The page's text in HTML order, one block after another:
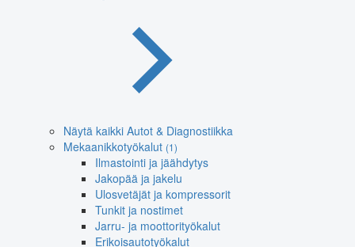
Näytä kaikki Autot & Diagnostiikka
Mekaanikkotyökalut (1)
Ilmastointi ja jäähdytys
Jakopää ja jakelu
Ulosvetäjät ja kompressorit
Tunkit ja nostimet
Jarru- ja moottorityökalut
Erikoisautotyökalut